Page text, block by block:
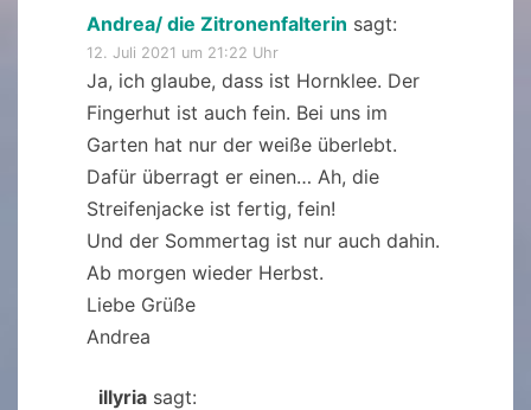
Andrea/ die Zitronenfalterin sagt:
12. Juli 2021 um 21:22 Uhr
Ja, ich glaube, dass ist Hornklee. Der
Fingerhut ist auch fein. Bei uns im
Garten hat nur der weiße überlebt.
Dafür überragt er einen… Ah, die
Streifenjacke ist fertig, fein!
Und der Sommertag ist nur auch dahin.
Ab morgen wieder Herbst.
Liebe Grüße
Andrea
illyria sagt: